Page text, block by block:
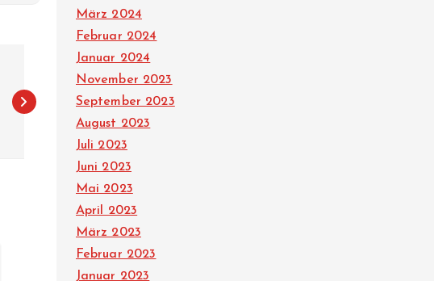
März 2024
Februar 2024
Januar 2024
November 2023
September 2023
August 2023
Juli 2023
Juni 2023
Mai 2023
April 2023
März 2023
Februar 2023
Januar 2023